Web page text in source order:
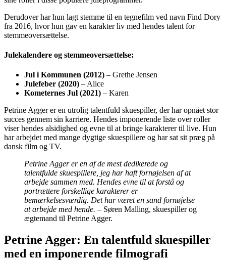
Derudover har hun lagt stemme til en tegnefilm ved navn Find Dory
fra 2016, hvor hun gav en karakter liv med hendes talent for
stemmeoversættelse.
Julekalendere og stemmeoversættelse:
Jul i Kommunen (2012) – Grethe Jensen
Julefeber (2020) – Alice
Kometernes Jul (2021) – Karen
Petrine Agger er en utrolig talentfuld skuespiller, der har opnået stor
succes gennem sin karriere. Hendes imponerende liste over roller
viser hendes alsidighed og evne til at bringe karakterer til live. Hun
har arbejdet med mange dygtige skuespillere og har sat sit præg på
dansk film og TV.
Petrine Agger er en af de mest dedikerede og
talentfulde skuespillere, jeg har haft fornøjelsen af at
arbejde sammen med. Hendes evne til at forstå og
portrættere forskellige karakterer er
bemærkelsesværdig. Det har været en sand fornøjelse
at arbejde med hende. – Søren Malling, skuespiller og
ægtemand til Petrine Agger.
Petrine Agger: En talentfuld skuespiller
med en imponerende filmografi